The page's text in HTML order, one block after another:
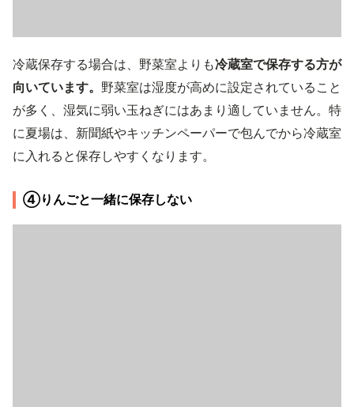
冷蔵保存する場合は、野菜室よりも冷蔵室で保存する方が
向いています。 野菜室は湿度が高めに設定されていること
が多く、湿気に弱い玉ねぎにはあまり適していません。特
に夏場は、新聞紙やキッチンペーパーで包んでから冷蔵室
に入れると保存しやすくなります。
④りんごと一緒に保存しない